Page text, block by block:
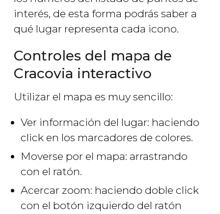
interés, de esta forma podrás saber a
qué lugar representa cada icono.
Controles del mapa de
Cracovia interactivo
Utilizar el mapa es muy sencillo:
Ver información del lugar: haciendo
click en los marcadores de colores.
Moverse por el mapa: arrastrando
con el ratón.
Acercar zoom: haciendo doble click
con el botón izquierdo del ratón